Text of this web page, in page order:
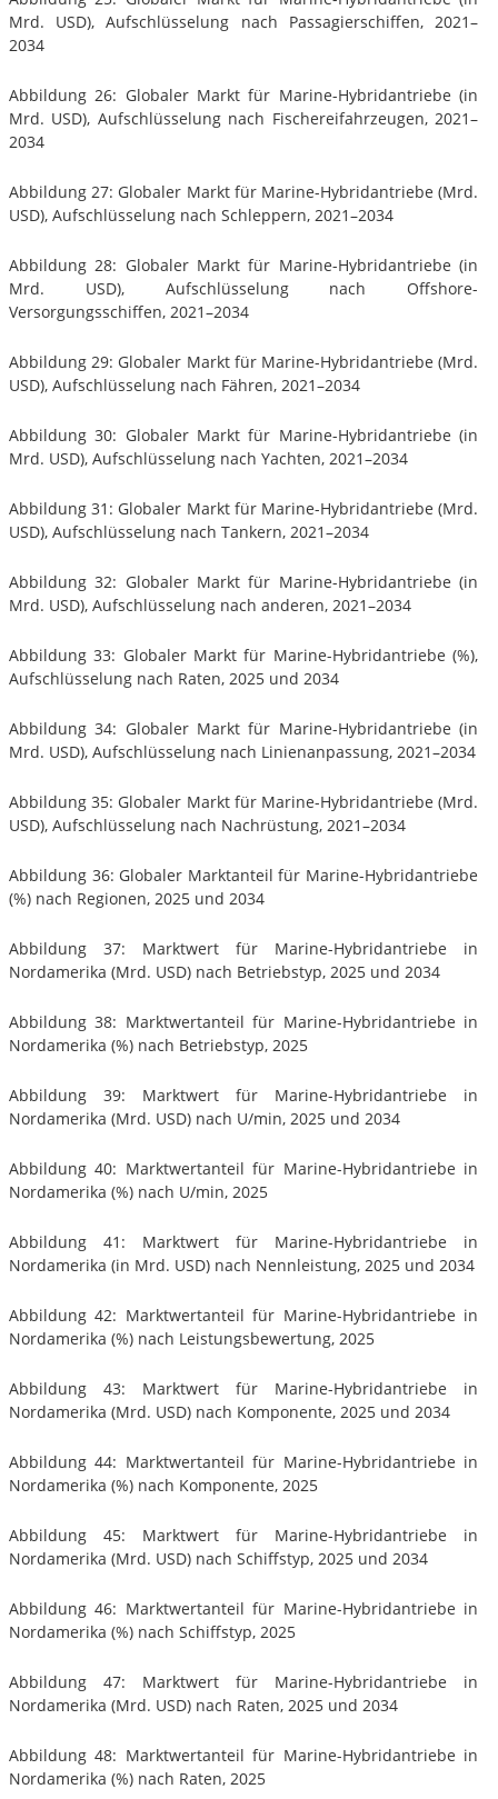
Mrd. USD), Aufschlüsselung nach Passagierschiffen, 2021–
2034
Abbildung 26: Globaler Markt für Marine-Hybridantriebe (in
Mrd. USD), Aufschlüsselung nach Fischereifahrzeugen, 2021–
2034
Abbildung 27: Globaler Markt für Marine-Hybridantriebe (Mrd.
USD), Aufschlüsselung nach Schleppern, 2021–2034
Abbildung 28: Globaler Markt für Marine-Hybridantriebe (in
Mrd. USD), Aufschlüsselung nach Offshore-
Versorgungsschiffen, 2021–2034
Abbildung 29: Globaler Markt für Marine-Hybridantriebe (Mrd.
USD), Aufschlüsselung nach Fähren, 2021–2034
Abbildung 30: Globaler Markt für Marine-Hybridantriebe (in
Mrd. USD), Aufschlüsselung nach Yachten, 2021–2034
Abbildung 31: Globaler Markt für Marine-Hybridantriebe (Mrd.
USD), Aufschlüsselung nach Tankern, 2021–2034
Abbildung 32: Globaler Markt für Marine-Hybridantriebe (in
Mrd. USD), Aufschlüsselung nach anderen, 2021–2034
Abbildung 33: Globaler Markt für Marine-Hybridantriebe (%),
Aufschlüsselung nach Raten, 2025 und 2034
Abbildung 34: Globaler Markt für Marine-Hybridantriebe (in
Mrd. USD), Aufschlüsselung nach Linienanpassung, 2021–2034
Abbildung 35: Globaler Markt für Marine-Hybridantriebe (Mrd.
USD), Aufschlüsselung nach Nachrüstung, 2021–2034
Abbildung 36: Globaler Marktanteil für Marine-Hybridantriebe
(%) nach Regionen, 2025 und 2034
Abbildung 37: Marktwert für Marine-Hybridantriebe in
Nordamerika (Mrd. USD) nach Betriebstyp, 2025 und 2034
Abbildung 38: Marktwertanteil für Marine-Hybridantriebe in
Nordamerika (%) nach Betriebstyp, 2025
Abbildung 39: Marktwert für Marine-Hybridantriebe in
Nordamerika (Mrd. USD) nach U/min, 2025 und 2034
Abbildung 40: Marktwertanteil für Marine-Hybridantriebe in
Nordamerika (%) nach U/min, 2025
Abbildung 41: Marktwert für Marine-Hybridantriebe in
Nordamerika (in Mrd. USD) nach Nennleistung, 2025 und 2034
Abbildung 42: Marktwertanteil für Marine-Hybridantriebe in
Nordamerika (%) nach Leistungsbewertung, 2025
Abbildung 43: Marktwert für Marine-Hybridantriebe in
Nordamerika (Mrd. USD) nach Komponente, 2025 und 2034
Abbildung 44: Marktwertanteil für Marine-Hybridantriebe in
Nordamerika (%) nach Komponente, 2025
Abbildung 45: Marktwert für Marine-Hybridantriebe in
Nordamerika (Mrd. USD) nach Schiffstyp, 2025 und 2034
Abbildung 46: Marktwertanteil für Marine-Hybridantriebe in
Nordamerika (%) nach Schiffstyp, 2025
Abbildung 47: Marktwert für Marine-Hybridantriebe in
Nordamerika (Mrd. USD) nach Raten, 2025 und 2034
Abbildung 48: Marktwertanteil für Marine-Hybridantriebe in
Nordamerika (%) nach Raten, 2025